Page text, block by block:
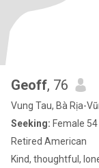
Geoff, 76
Vung Tau, Bà Rịa-
Seeking: Female
Retired American
Kind, thoughtful,